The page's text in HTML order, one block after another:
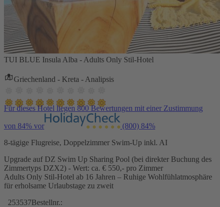
TUI BLUE Insula Alba - Adults Only Stil-Hotel
Griechenland - Kreta - Analipsis
Für dieses Hotel liegen 800 Bewertungen mit einer Zustimmung
von 84% vor (800) 84%
8-tägige Flugreise, Doppelzimmer Swim-Up inkl. AI
Upgrade auf DZ Swim Up Sharing Pool (bei direkter Buchung des
Zimmertyps DZX2) - Wert: ca. € 550,- pro Zimmer
Adults Only Stil-Hotel ab 16 Jahren – Ruhige Wohlfühlatmosphäre
für erholsame Urlaubstage zu zweit
253537Bestellnr.: